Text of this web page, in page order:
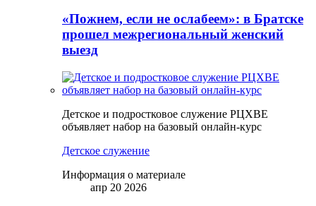
«Пожнем, если не ослабеем»: в Братске
прошел межрегиональный женский
выезд
Детское и подростковое служение РЦХВЕ
объявляет набор на базовый онлайн-курс
Детское служение
Информация о материале
апр 20 2026